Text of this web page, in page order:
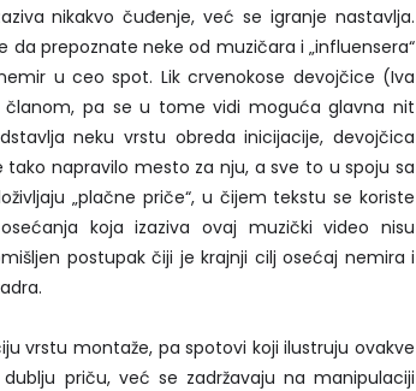
nikakvo čuđenje, već se igranje nastavlja.
prepoznate neke od muzičara i „influensera“
u ceo spot. Lik crvenokose devojčice (Iva
pa se u tome vidi moguća glavna nit
neku vrstu obreda inicijacije, devojčica
napravilo mesto za nju, a sve to u spoju sa
„plačne priče“, u čijem tekstu se koriste
koja izaziva ovaj muzički video nisu
postupak čiji je krajnji cilj osećaj nemira i
vrstu montaže, pa spotovi koji ilustruju ovakve
priču, već se zadržavaju na manipulaciji